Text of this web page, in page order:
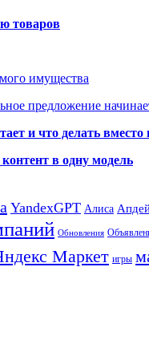
товаров
имущества
предложение
и что делать вместо
в одну модель
YandexGPT Алиса
Обновления
Маркет игры